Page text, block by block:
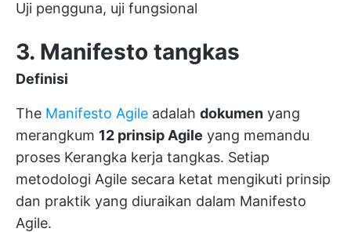
Uji pengguna, uji fungsional
3. Manifesto tangkas
Definisi
The Manifesto Agile adalah dokumen yang
merangkum 12 prinsip Agile yang memandu
proses Kerangka kerja tangkas. Setiap
metodologi Agile secara ketat mengikuti prinsip
dan praktik yang diuraikan dalam Manifesto
Agile.